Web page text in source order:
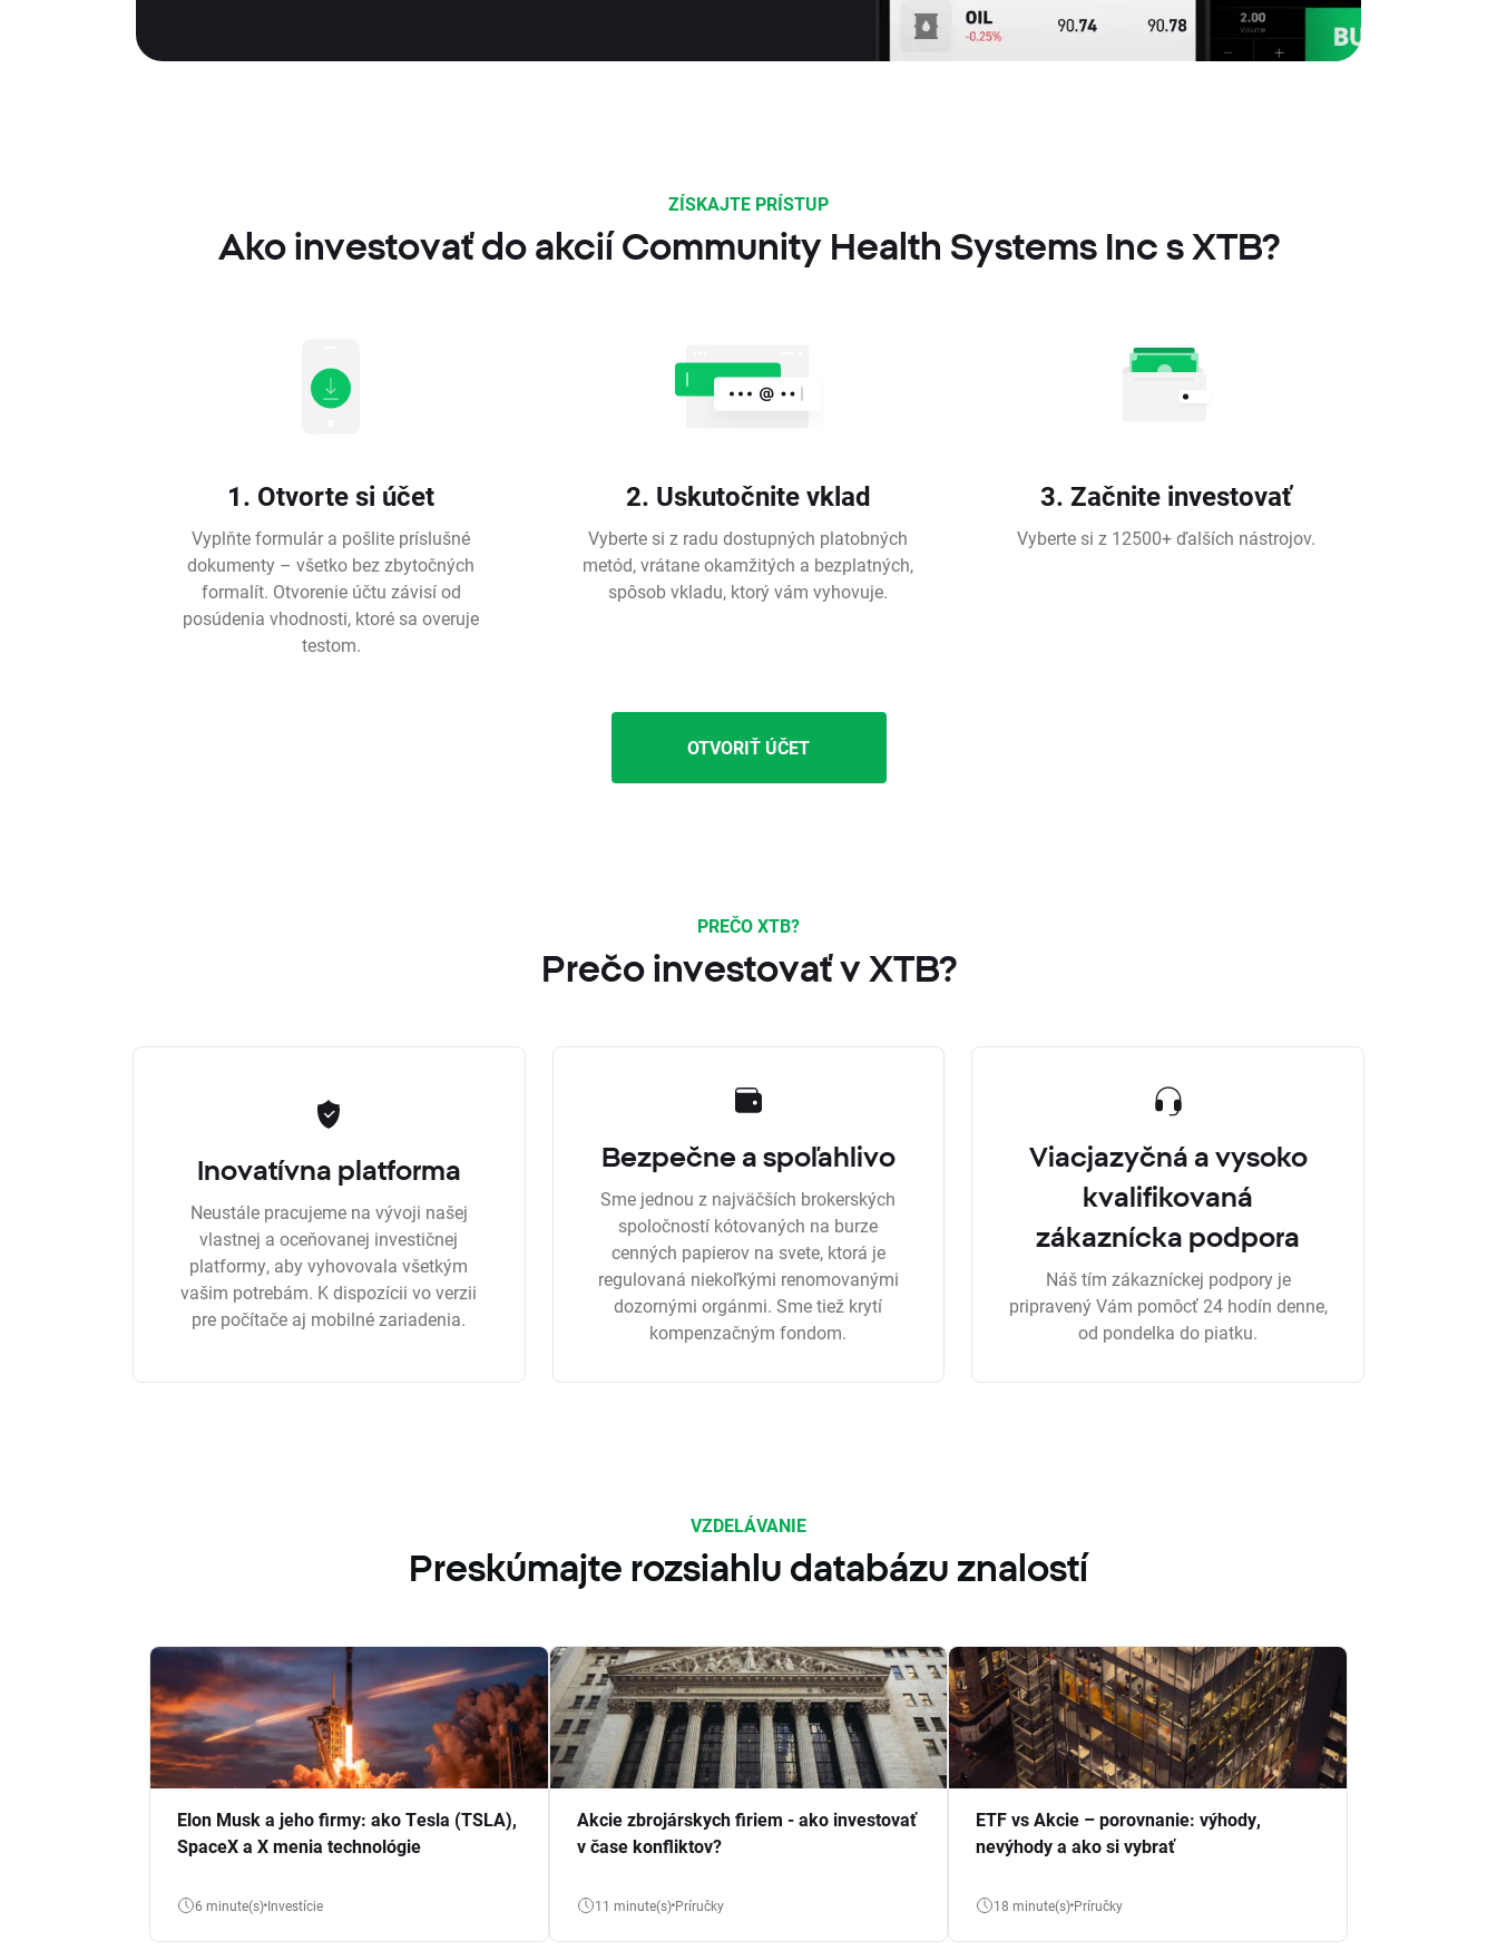
ZÍSKAJTE PRÍSTUP
Ako investovať do akcií Community Health Systems Inc s XTB?
1. Otvorte si účet
Vyplňte formulár a pošlite príslušné
dokumenty – všetko bez zbytočných
formalít. Otvorenie účtu závisí od
posúdenia vhodnosti, ktoré sa overuje
testom.
2. Uskutočnite vklad
Vyberte si z radu dostupných platobných
metód, vrátane okamžitých a bezplatných,
spôsob vkladu, ktorý vám vyhovuje.
3. Začnite investovať
Vyberte si z 12500+ ďalších nástrojov.
OTVORIŤ ÚČET
PREČO XTB?
Prečo investovať v XTB?
Inovatívna platforma
Neustále pracujeme na vývoji našej
vlastnej a oceňovanej investičnej
platformy, aby vyhovovala všetkým
vašim potrebám. K dispozícii vo verzii
pre počítače aj mobilné zariadenia.
Bezpečne a spoľahlivo
Sme jednou z najväčších brokerských
spoločností kótovaných na burze
cenných papierov na svete, ktorá je
regulovaná niekoľkými renomovanými
dozornými orgánmi. Sme tiež krytí
kompenzačným fondom.
Viacjazyčná a vysoko
kvalifikovaná
zákaznícka podpora
Náš tím zákazníckej podpory je
pripravený Vám pomôcť 24 hodín denne,
od pondelka do piatku.
VZDELÁVANIE
Preskúmajte rozsiahlu databázu znalostí
Elon Musk a jeho firmy: ako Tesla (TSLA),
SpaceX a X menia technológie
6 minute(s) Investície
Akcie zbrojárskych firiem - ako investovať
v čase konfliktov?
11 minute(s) Príručky
ETF vs Akcie – porovnanie: výhody,
nevýhody a ako si vybrať
18 minute(s) Príručky